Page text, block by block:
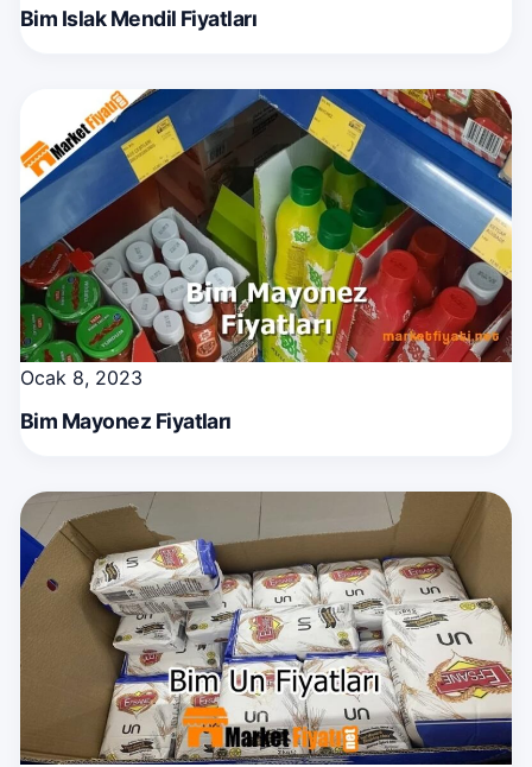
Bim Islak Mendil Fiyatları
Ocak 8, 2023
Bim Mayonez Fiyatları